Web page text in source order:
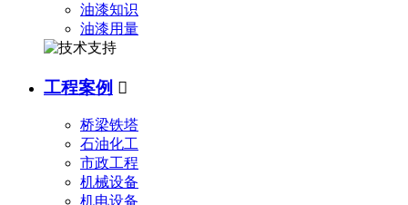
油漆知识
油漆用量
工程案例 
桥梁铁塔
石油化工
市政工程
机械设备
机电设备